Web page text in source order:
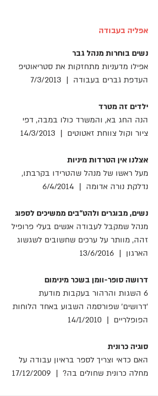
אפליה בעבודה
נשים בוחרות מנהל גבר
אפילו מדעניות מתחזקות את סטריאוטיפ
העדפת גברים בעבודה | 7/3/2013
ילדים זה מטרד
הנה החג בא, והמשרד כולו במבה, דפי
ציור וקול צווחת זאטוטים | 14/3/2013
אצלנו אין הטרדות מיניות
מעל ראשו של מנהל שהטרידו בקרבתו,
נדלקת נורה אדומה | 6/4/2014
נשים, מבוגרים ולהט"בים ממשיכים לספוג
מנהל שמקבל לעבודה אנשים בעלי פרופיל
זהה, מוותר על ערכים שחשובים לשגשוג
הארגון | 13/6/2016
דרושה סופר-וומן בשכר מינימום
6 השגות והרהור בעקבות מודעת
'דרושים' שפורסמה השבוע באחד הלוחות
הפופלריים | 14/1/2010
סוגיה כרונית
האם כדאי וצריך לספר בראיון עבודה על
מחלה כרונית שחולים בה? | 17/12/2009